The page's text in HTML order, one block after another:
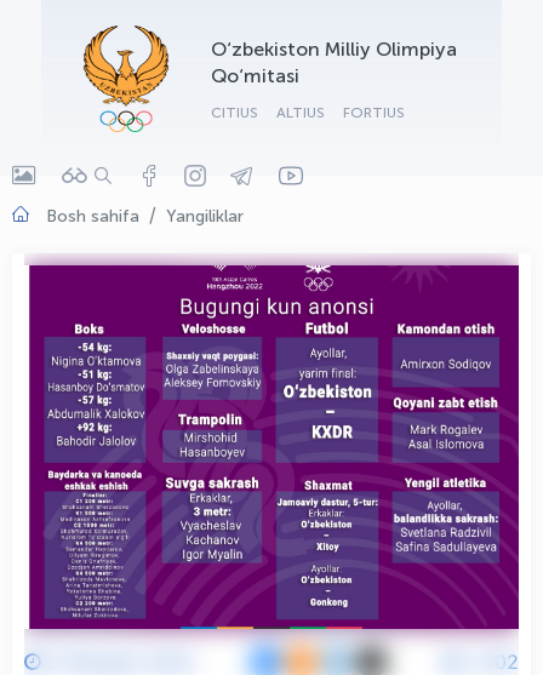
O‘zbekiston Milliy Olimpiya
Qo‘mitasi
CITIUS ALTIUS FORTIUS
Bosh sahifa Yangiliklar
2102
OLYMPCHIK AI - yordamchi
Onlayn · olympic.uz